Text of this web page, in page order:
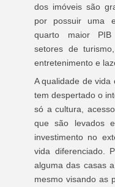
dos imóveis são
por possuir uma
quarto maior PIB
setores de
entretenimento e
A qualidade de vida
tem despertado o
só a cultura,
que são levados
investimento no
vida diferenciado.
alguma das casas
mesmo visando as